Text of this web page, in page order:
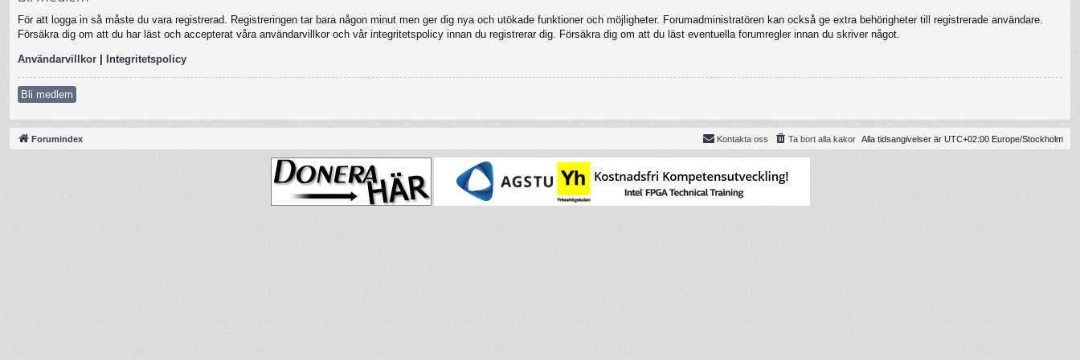
För att logga in så måste du vara registrerad. Registreringen tar bara någon minut men ger dig nya och utökade funktioner och möjligheter. Forumadministratören kan också ge extra behörigheter till registrerade användare.
Försäkra dig om att du har läst och accepterat våra användarvillkor och vår integritetspolicy innan du registrerar dig. Försäkra dig om att du läst eventuella forumregler innan du skriver något.
Användarvillkor | Integritetspolicy
Bli medlem
Forumindex Alla tidsangivelser är UTC+02:00 Europe/Stockholm
Ta bort alla kakor
Kontakta oss